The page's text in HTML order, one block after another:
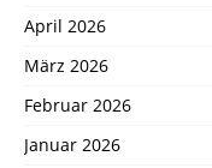
April 2026
März 2026
Februar 2026
Januar 2026